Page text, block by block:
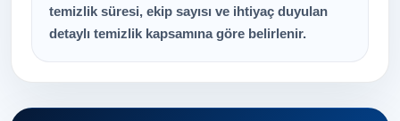
temizlik süresi, ekip sayısı ve ihtiyaç duyulan
detaylı temizlik kapsamına göre belirlenir.